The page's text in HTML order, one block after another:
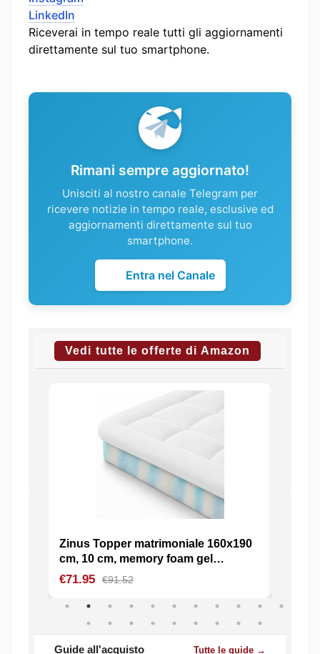
LinkedIn
Riceverai in tempo reale tutti gli aggiornamenti
direttamente sul tuo smartphone.
Rimani sempre aggiornato!
Unisciti al nostro canale Telegram per
ricevere notizie in tempo reale, esclusive ed
aggiornamenti direttamente sul tuo
smartphone.
Entra nel Canale